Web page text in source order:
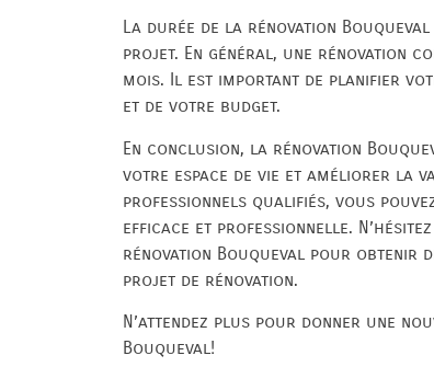
La durée de la rénovation
projet. En général, une rénovation
mois. Il est important de planifier
et de votre budget.
En conclusion, la rénovation
votre espace de vie et améliorer la
professionnels qualifiés, vous
efficace et professionnelle.
rénovation Bouqueval pour obtenir
projet de rénovation.
N’attendez plus pour donner une
Bouqueval!